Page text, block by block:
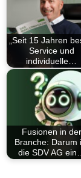
„Seit 15 Jahren
Service und
individuelle…
Fusionen in der
Branche: Darum
die SDV AG ein…